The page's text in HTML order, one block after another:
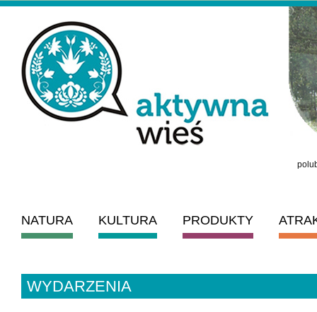
NATURA KULTURA PRODUKTY
WYDARZENIA